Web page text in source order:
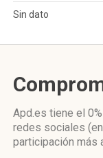
Sin dato
Apd.es tiene el 0%
redes sociales
participación más